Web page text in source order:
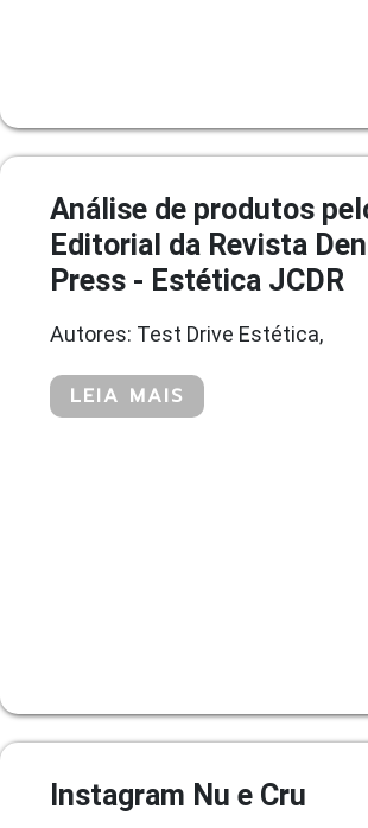
Análise de produtos
Editorial da Revista
Press - Estética JCDR
Autores: Test Drive Estética,
LEIA MAIS
Instagram Nu e Cru